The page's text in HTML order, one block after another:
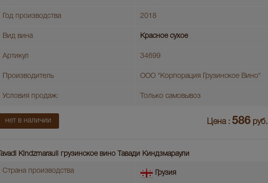
Год производства 2018
Вид вина Красное сухое
Артикул 34699
Производитель ООО "Корпорация Грузинское Вино"
Условия продаж: Только самовывоз
нет в наличии Цена : 586 руб.
Tavadi Kindzmarauli грузинское вино Тавади Киндзмараули
Страна производства Грузия